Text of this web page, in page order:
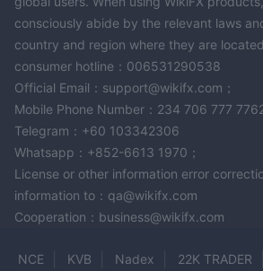
da rede. Essa posição de liderança em
renovável marca sua principal força. A
empresa é um testemunho de seu
gestão de energia e sustentabilidade.
Kraftwerke oferece suporte abrangente
que os clientes recebam a orientação e
precisam. Outra vantagem significativa
recursos educacionais da empresa, que
valiosas e insights sobre energia
No entanto, existem certas limitações a
o que significa que opera de forma
consciously abide by the relevant laws
country and region where they are
consumer hotline：006531290538
Official Email：support@wikifx.com；
Mobile Phone Number：234 706 777
Telegram：+60 103342306
Whatsapp：+852-6613 1970；
License or other information error
information to：qa@wikifx.com
Cooperation：business@wikifx.com
NCE KVB Nadex 22K TRADER